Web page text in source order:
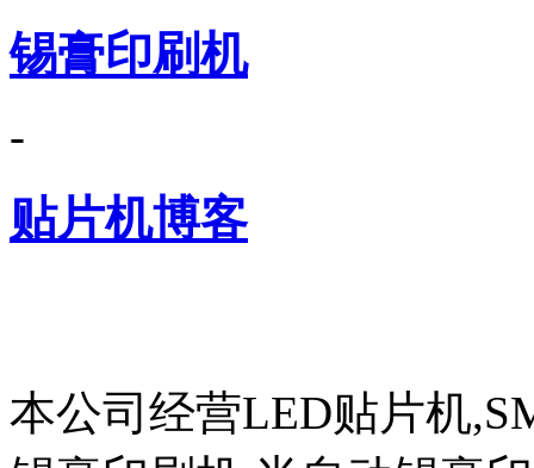
锡膏印刷机
-
贴片机博客
本公司经营LED贴片机